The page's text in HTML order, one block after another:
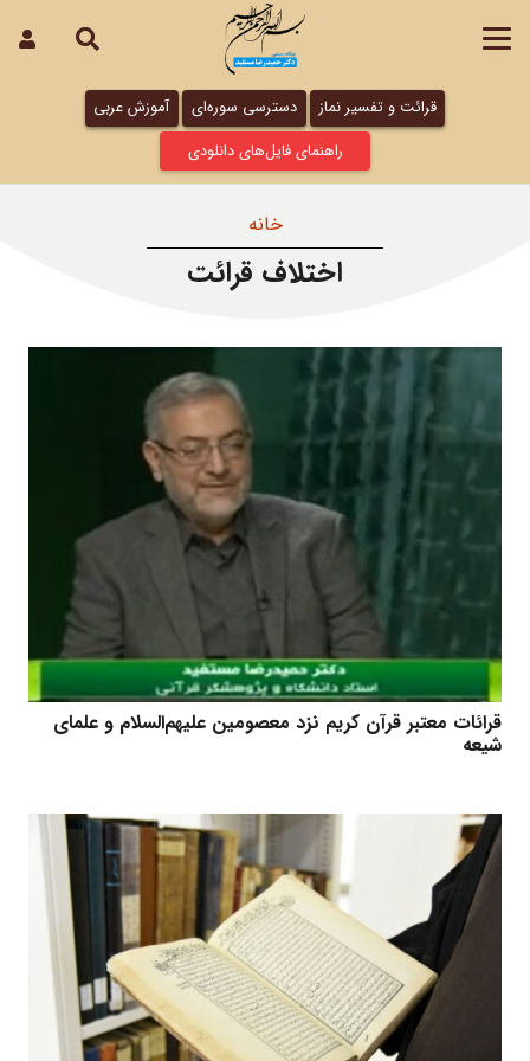
قرائت و تفسیر نماز دسترسی سوره‌ای
آموزش عربی
راهنمای فایل‌های دانلودی
خانه
اختلاف قرائت
قرائات معتبر قرآن کریم نزد معصومین علیهم‌السلام و علمای
شیعه